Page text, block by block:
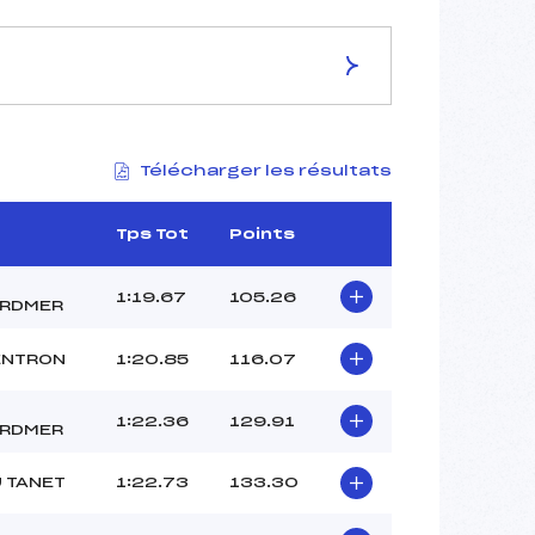
PANORAMIC
1230
3175/01/15
9h45
Télécharger les résultats
Tps Tot Points
1:19.67 105.26
1:20.85 116.07
1:22.36 129.91
TANET 1:22.73 133.30